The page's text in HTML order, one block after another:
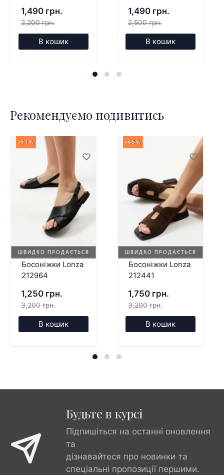
1,490 грн.
2,200 грн.
В кошик
1,490 грн.
2,500 грн.
В кошик
Рекомендуємо подивитись
ШВИДКО ПРОДАЄТЬСЯ
-61%
Босоніжки Lonza
212964
1,250 грн.
3,200 грн.
В кошик
ШВИДКО ПРОДАЄТЬСЯ
-45%
Босоніжки Lonza
212441
1,750 грн.
3,200 грн.
В кошик
Будьте в курсі
Підпишіться на останні оновлення
та
дізнавайтеся про новинки та
спеціальні пропозиції першими.